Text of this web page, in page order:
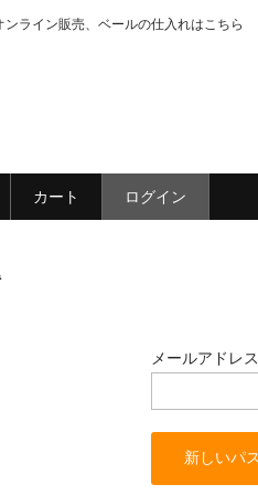
ライン販売、ベールの仕入れはこちら
カート ログイン
メールアドレス